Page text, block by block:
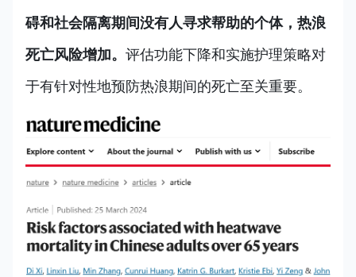
碍和社会隔离期间没有人寻求帮助的个体，热浪
死亡风险增加。 评估功能下降和实施护理策略对
于有针对性地预防热浪期间的死亡至关重要。